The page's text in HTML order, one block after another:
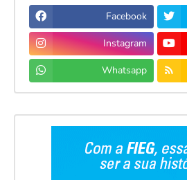
Facebook
Instagram
Whatsapp